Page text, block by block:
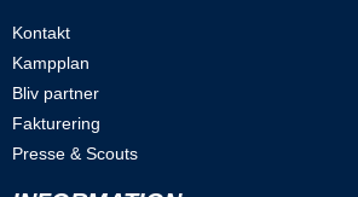
Kontakt
Kampplan
Bliv partner
Fakturering
Presse & Scouts